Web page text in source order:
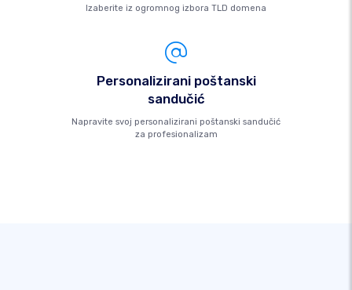
Izaberite iz ogromnog izbora TLD domena
Personalizirani poštanski
sandučić
Napravite svoj personalizirani poštanski sandučić
za profesionalizam